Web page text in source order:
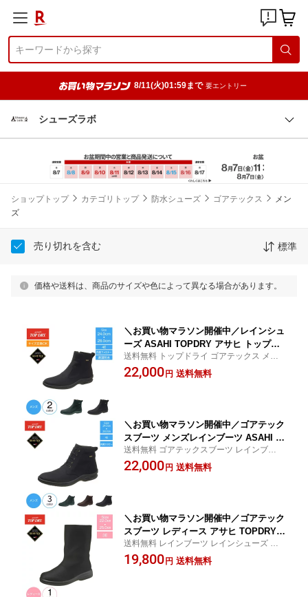
8/11(火)01:59まで 要エントリー
シューズラボ
ショップトップ カテゴリトップ 防水シューズ ゴアテックス
メン
ズ
売り切れを含む 標準
価格や送料は、商品のサイズや色によって異なる場合があります。
＼お買い物マラソン開催中／レインシュ
ーズ ASAHI TOPDRY アサヒ トップド
ライ ゴアテックス メンズブーツ ゴアテ
ックスブーツ メンズ TDY3835 GORE-T
送料無料 トップドライ ゴアテックス メン
ズブーツ ゴアテックスブーツ メンズ 水が
染みてこない 蒸れにくい 滑りにくい 24.0 2
22,000 円 送料無料
＼お買い物マラソン開催中／ゴアテック
スブーツ メンズレインブーツ ASAHI T
OPDRY アサヒ トップドライ TDY3836
GORE-TEX メンズ 4E メンズレインブ
送料無料 ゴアテックスブーツ レインブーツ
防水 メンズブーツ ゴアテックス ブーツ 防
水 蒸れにくい 滑りにくい 24cm 24.5cm 25
22,000 円 送料無料
＼お買い物マラソン開催中／ゴアテック
スブーツ レディース アサヒ TOPDRY
トップドライ TDY3907 レインブーツ 防
水ブーツ GORE-TEX ゴアテックス シュ
送料無料 レインブーツ レインシューズ ゴ
アテックス ブーツ レディース 22cm 22.5c
m 23cm 23.5cm 24cm 24.5cm 25cm
19,800 円 送料無料